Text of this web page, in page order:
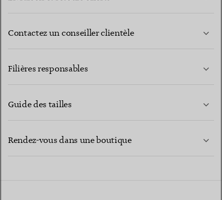
Contactez un conseiller clientèle
Filières responsables
Guide des tailles
Rendez-vous dans une boutique